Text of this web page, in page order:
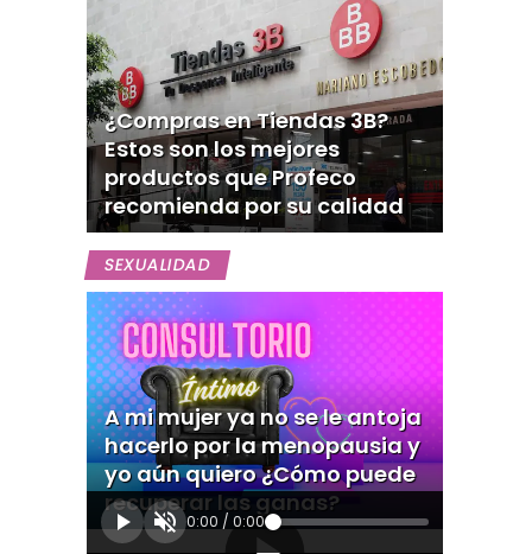
¿Compras en Tiendas 3B?
Estos son los mejores
productos que Profeco
recomienda por su calidad
SEXUALIDAD
A mi mujer ya no se le antoja
hacerlo por la menopausia y
yo aún quiero ¿Cómo puede
recuperar las ganas?
0:00 / 0:00